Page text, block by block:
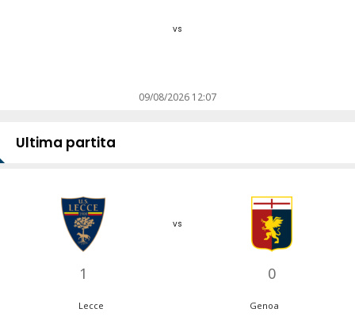
vs
09/08/2026 12:07
Ultima partita
1
vs
0
Lecce Genoa